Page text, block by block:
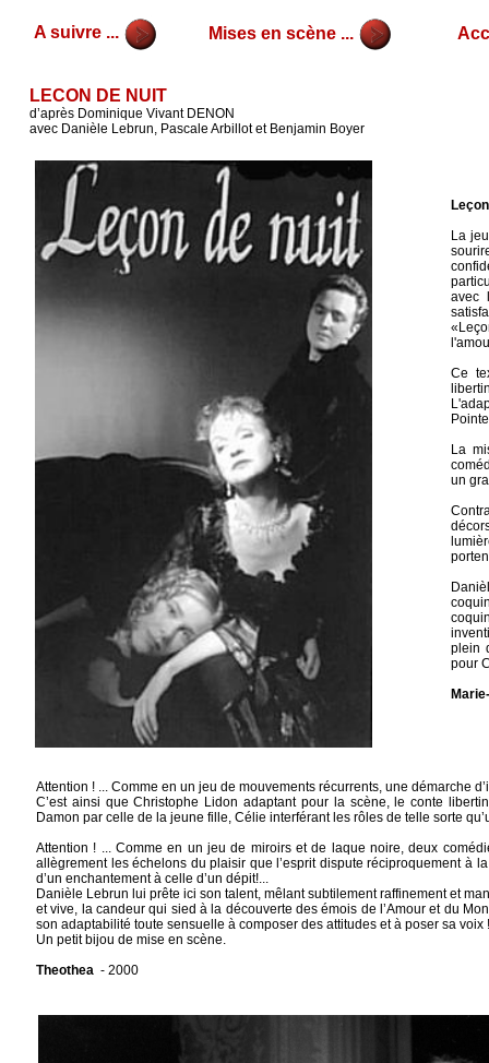
Attention ! ... Comme en un jeu de mouvements récurrents, une démarche
C’est ainsi que Christophe Lidon adaptant pour la scène, le conte
Damon par celle de la jeune fille, Célie interférant les rôles de telle sorte
Attention ! ... Comme en un jeu de miroirs et de laque noire, deux
allègrement les échelons du plaisir que l’esprit dispute réciproquement à
d’un enchantement à celle d’un dépit!...
Danièle Lebrun lui prête ici son talent, mêlant subtilement raffinement et
et vive, la candeur qui sied à la découverte des émois de l’Amour et du
son adaptabilité toute sensuelle à composer des attitudes et à poser sa voix
Un petit bijou de mise en scène.
Theothea - 2000
La
avec
Ce
La
un
plein
pour
LECON DE NUIT
d’après Dominique Vivant DENON
avec Danièle Lebrun, Pascale Arbillot et Benjamin Boyer
Mises en scène ...
A suivre ...